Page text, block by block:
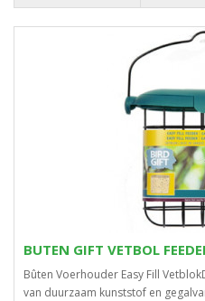
BUTEN GIFT VETBOL
Bûten Voerhouder Easy Fill
van duurzaam kunststof en